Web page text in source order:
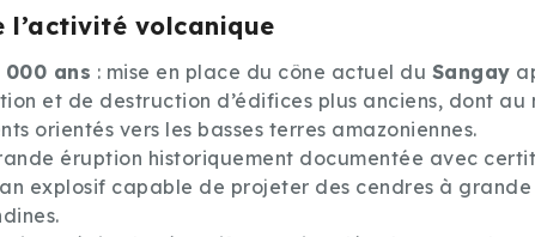
l’activité volcanique
ans : mise en place du cône actuel du Sangay
et de destruction d’édifices plus anciens, dont au
orientés vers les basses terres amazoniennes.
éruption historiquement documentée avec
explosif capable de projeter des cendres à